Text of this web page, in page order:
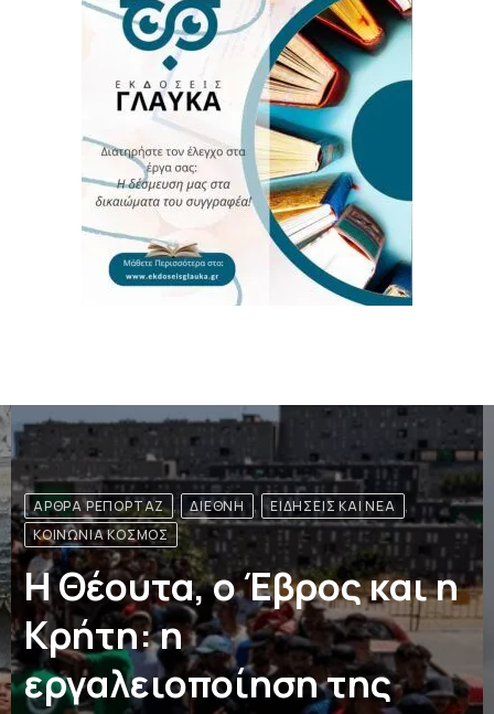
ΔΙΕΘΝΉ
Επίθεση των Χούθι στο
λιμάνι Μόκχα της
Υεμένης
9 ΑΥΓΟΎΣΤΟΥ 2026 13:12